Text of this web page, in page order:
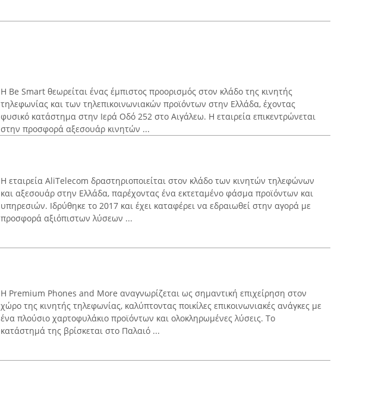
Η Be Smart θεωρείται ένας έμπιστος προορισμός στον κλάδο της κινητής
τηλεφωνίας και των τηλεπικοινωνιακών προϊόντων στην Ελλάδα, έχοντας
φυσικό κατάστημα στην Ιερά Οδό 252 στο Αιγάλεω. Η εταιρεία επικεντρώνεται
στην προσφορά αξεσουάρ κινητών ...
Η εταιρεία AliTelecom δραστηριοποιείται στον κλάδο των κινητών τηλεφώνων
και αξεσουάρ στην Ελλάδα, παρέχοντας ένα εκτεταμένο φάσμα προϊόντων και
υπηρεσιών. Ιδρύθηκε το 2017 και έχει καταφέρει να εδραιωθεί στην αγορά με
προσφορά αξιόπιστων λύσεων ...
Η Premium Phones and More αναγνωρίζεται ως σημαντική επιχείρηση στον
χώρο της κινητής τηλεφωνίας, καλύπτοντας ποικίλες επικοινωνιακές ανάγκες με
ένα πλούσιο χαρτοφυλάκιο προϊόντων και ολοκληρωμένες λύσεις. Το
κατάστημά της βρίσκεται στο Παλαιό ...